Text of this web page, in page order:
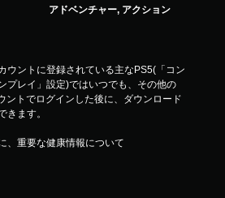
アドベンチャー, アクション
ウントに登録されている主なPS5(「コン
プレイ」設定)ではいつでも、その他の
ントでログインした後に、ダウンロード
きます。
、重要な健康情報について